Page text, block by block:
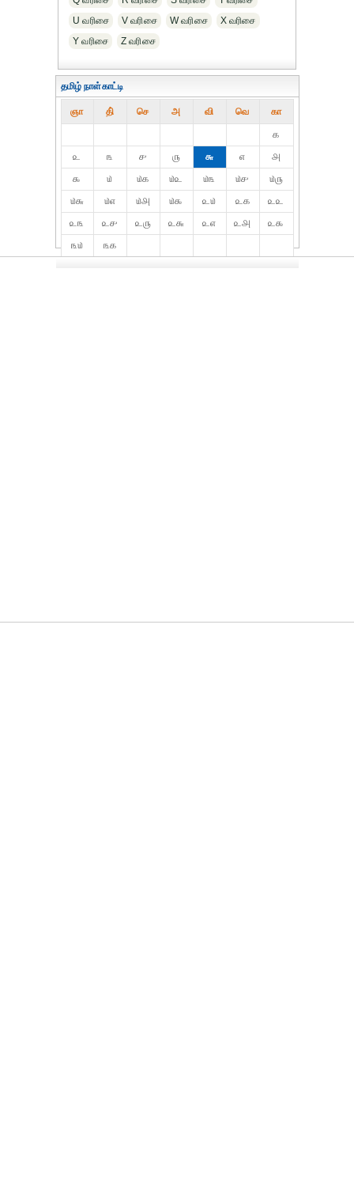
U வரிசை
V வரிசை W வரிசை
X வரிசை
Y வரிசை
Z வரிசை
தமிழ் நாள்காட்டி
ஞா தி் செ அ வி வெ கா
௧
௨
௩ ௪ ௫ ௬ ௭
௮
௯
௰ ௰௧ ௰௨ ௰௩ ௰௪
௰௫
௰௬
௰௭ ௰௮ ௰௯ ௨௰ ௨௧
௨௨
௨௩
௨௪ ௨௫ ௨௬ ௨௭ ௨௮
௨௯
௩௰
௩௧